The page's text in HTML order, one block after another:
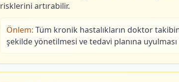
risklerini artırabilir.
Önlem: Tüm kronik hastalıkların doktor
şekilde yönetilmesi ve tedavi planına uyulması